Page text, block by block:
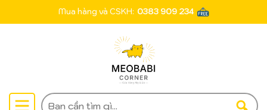
Mua hàng và CSKH: 0383 909 234